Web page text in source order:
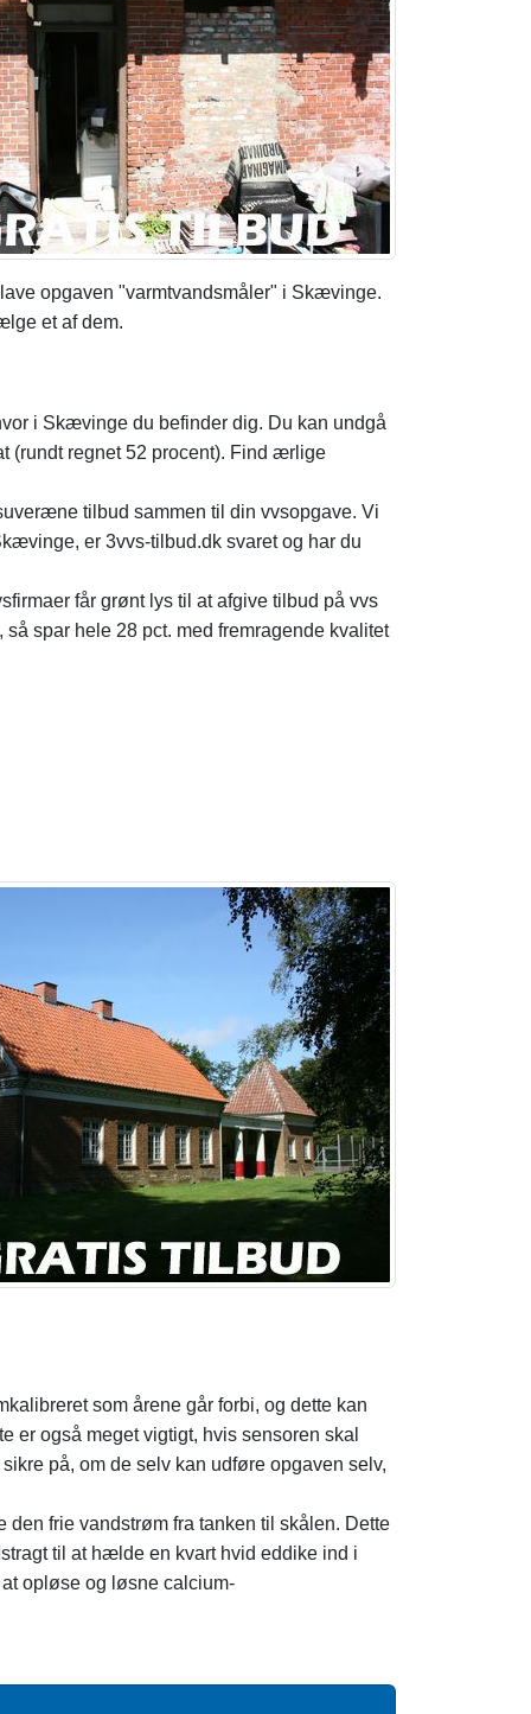
opgaven "varmtvandsmåler" i Skævinge.
et af dem.
i Skævinge du befinder dig. Du kan undgå
(rundt regnet 52 procent). Find ærlige
tilbud sammen til din vvsopgave. Vi
er 3vvs-tilbud.dk svaret og har du
får grønt lys til at afgive tilbud på vvs
spar hele 28 pct. med fremragende kvalitet
som årene går forbi, og dette kan
er også meget vigtigt, hvis sensoren skal
på, om de selv kan udføre opgaven selv,
frie vandstrøm fra tanken til skålen. Dette
til at hælde en kvart hvid eddike ind i
opløse og løsne calcium-